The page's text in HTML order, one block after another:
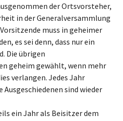
der Ortsvorsteher,
in der Generalversammlung
muss in geheimer
es sei denn, dass nur ein
Die übrigen
geheim gewählt, wenn mehr
verlangen. Jedes Jahr
sind wieder
ein Jahr als Beisitzer dem